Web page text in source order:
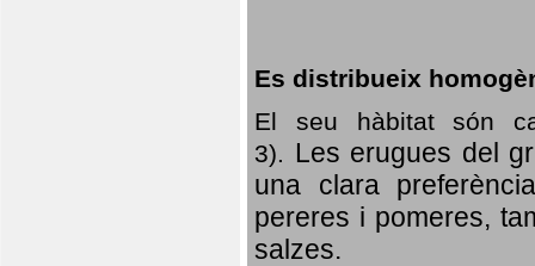
Es distribueix
El seu hàbitat són
3). Les erugues del
una clara
pereres i pomeres,
salzes.